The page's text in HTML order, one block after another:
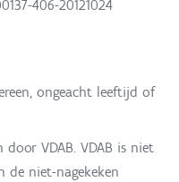
406-20121024
ongeacht leeftijd of
VDAB. VDAB is niet
niet-nagekeken